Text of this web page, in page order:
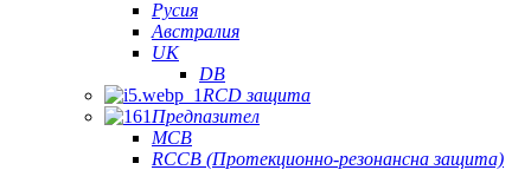
Русия
Австралия
UK
DB
RCD защита
Предпазител
MCB
RCCB (Протекционно-резонансна защита)